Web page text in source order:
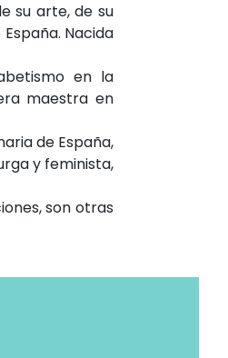
su arte, de su
Nacida
en la
maestra en
de España,
y feminista,
son otras